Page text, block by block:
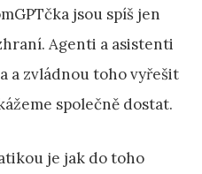
jsou spíš jen
Agenti a asistenti
a zvládnou toho vyřešit
společně dostat.
je jak do toho